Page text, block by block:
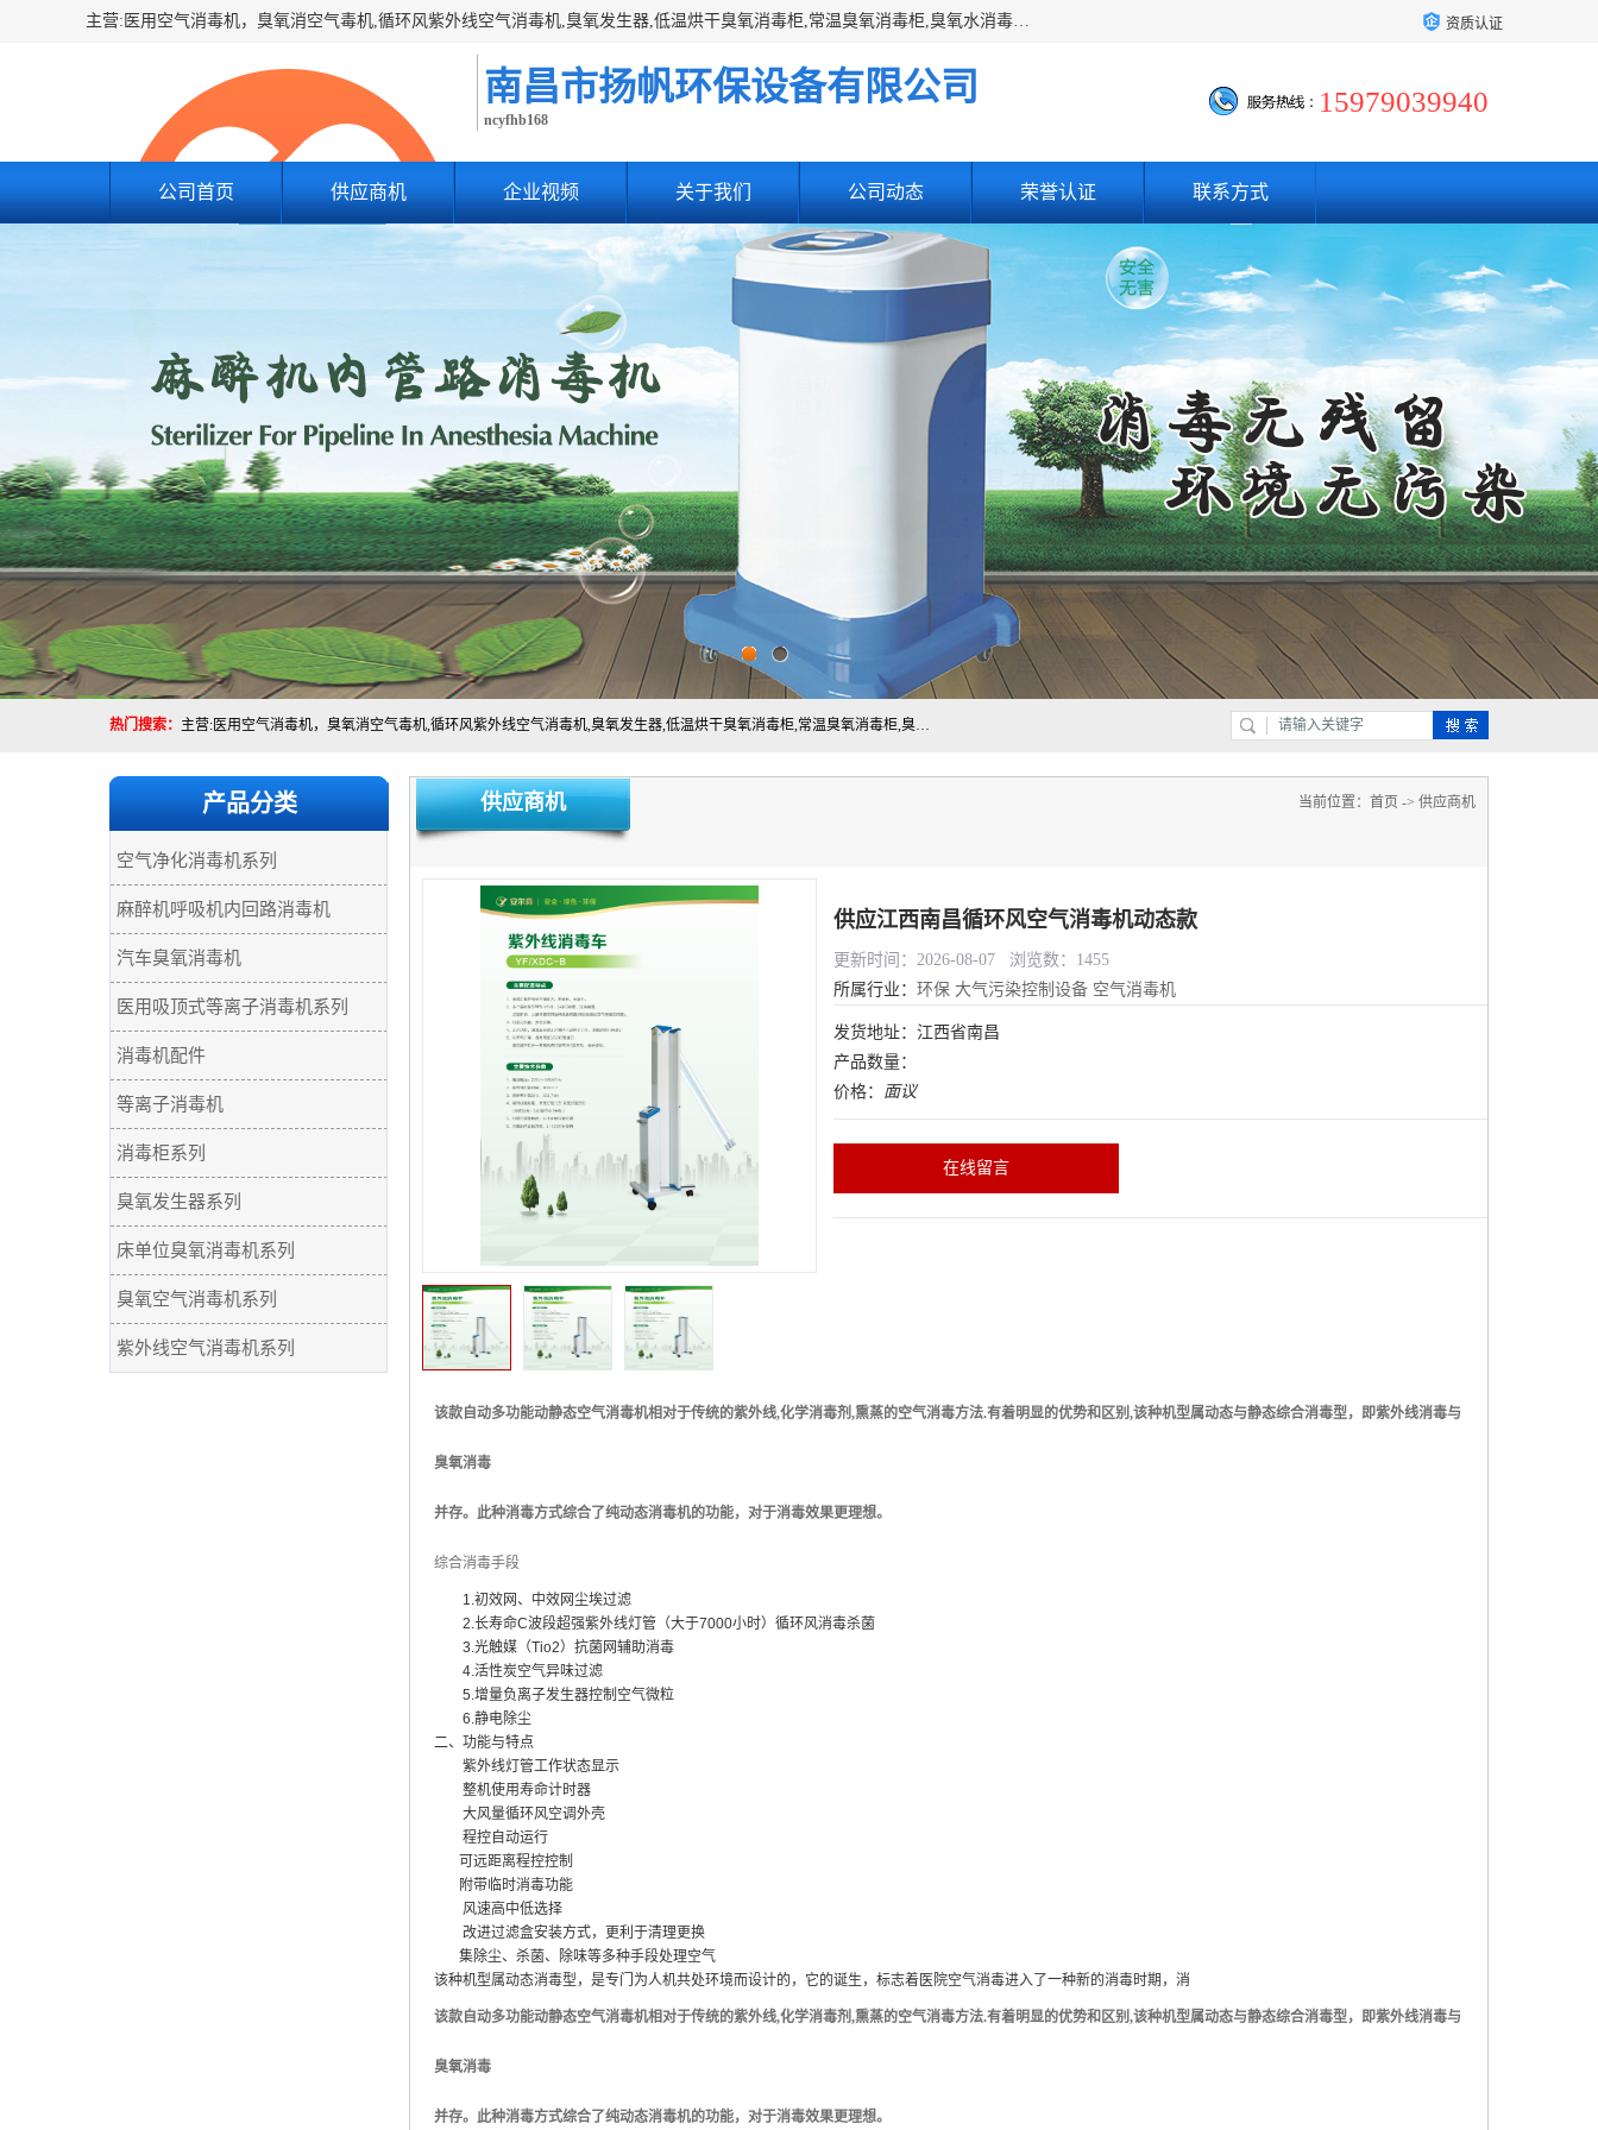
主营:医用空气消毒机，臭氧消空气毒机,循环风紫外线空气消毒机,臭氧发生器,低温烘干臭氧消毒柜,常温臭氧消毒柜,臭氧水消毒机,管道容器臭氧消毒机,内置式臭氧消毒机,外置式臭氧消毒机,床单位臭氧消毒器。医用工作服灭菌柜，医用拖鞋消毒柜,麻醉机内管路消毒机，呼吸机回路消毒机 资质认证
南昌市扬帆环保设备有限公司
ncyfhb168
15979039940
公司首页 供应商机 企业视频 关于我们 公司动态 荣誉认证 联系方式
热门搜索： 主营:医用空气消毒机，臭氧消空气毒机,循环风紫外线空气消毒机,臭氧发生器,低温烘干臭氧消毒柜,常温臭氧消毒柜,臭氧水消毒机,管道容器臭氧消毒机,内置式臭氧消毒机,外置式臭氧消毒机,床单位臭氧消毒器。医用工作服灭菌柜，医用拖鞋消毒柜,麻醉机内管路消毒机，呼吸机回路消毒机
产品分类
空气净化消毒机系列
麻醉机呼吸机内回路消毒机
汽车臭氧消毒机
医用吸顶式等离子消毒机系列
消毒机配件
等离子消毒机
消毒柜系列
臭氧发生器系列
床单位臭氧消毒机系列
臭氧空气消毒机系列
紫外线空气消毒机系列
供应商机 当前位置： 首页 -> 供应商机
供应江西南昌循环风空气消毒机动态款
更新时间：2026-08-07 浏览数：1455
所属行业： 环保 大气污染控制设备 空气消毒机
发货地址：江西省南昌
产品数量：
价格： 面议
在线留言
该款自动多功能动静态空气消毒机相对于传统的紫外线,化学消毒剂,熏蒸的空气消毒方法.有着明显的优势和区别,该种机型属动态与静态综合消毒型，即紫外线消毒与
臭氧消毒
并存。此种消毒方式综合了纯动态消毒机的功能，对于消毒效果更理想。
综合消毒手段
1.初效网、中效网尘埃过滤
2.长寿命C波段超强紫外线灯管（大于7000小时）循环风消毒杀菌
3.光触媒（Tio2）抗菌网辅助消毒
4.活性炭空气异味过滤
5.增量负离子发生器控制空气微粒
6.静电除尘
二、功能与特点
紫外线灯管工作状态显示
整机使用寿命计时器
大风量循环风空调外壳
程控自动运行
可远距离程控控制
附带临时消毒功能
风速高中低选择
改进过滤盒安装方式，更利于清理更换
集除尘、杀菌、除味等多种手段处理空气
该种机型属动态消毒型，是专门为人机共处环境而设计的，它的诞生，标志着医院空气消毒进入了一种新的消毒时期，消
该款自动多功能动静态空气消毒机相对于传统的紫外线,化学消毒剂,熏蒸的空气消毒方法.有着明显的优势和区别,该种机型属动态与静态综合消毒型，即紫外线消毒与
臭氧消毒
并存。此种消毒方式综合了纯动态消毒机的功能，对于消毒效果更理想。